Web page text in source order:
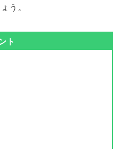
う。
ト